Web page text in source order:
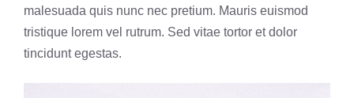
malesuada quis nunc nec pretium. Mauris euismod
tristique lorem vel rutrum. Sed vitae tortor et dolor
tincidunt egestas.